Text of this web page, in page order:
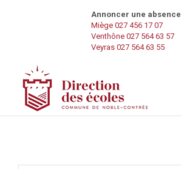
Annoncer une absence
Miège 027 456 17 07
Venthône 027 564 63 57
Veyras 027 564 63 55